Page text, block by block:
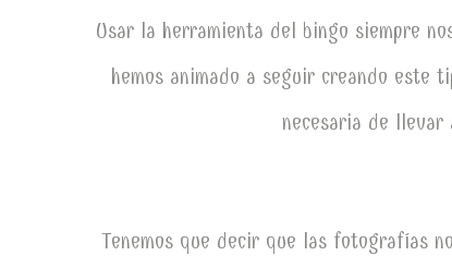
Usar la herramienta del bingo siempre
hemos animado a seguir creando este
necesaria de
Tenemos que decir que las fotografías